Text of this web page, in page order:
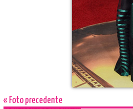
« Foto precedente